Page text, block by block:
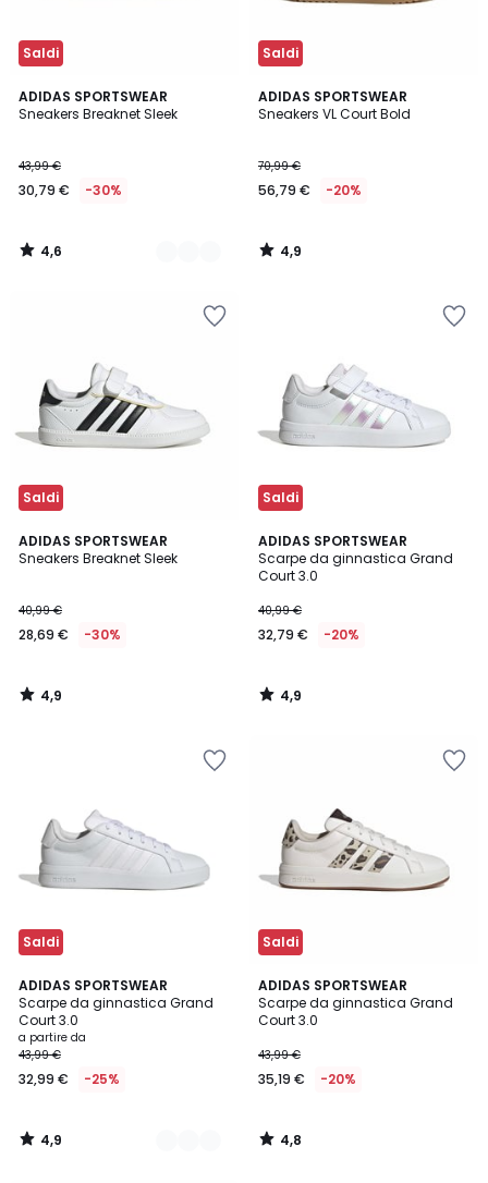
Saldi
ADIDAS SPORTSWEAR
Sneakers Breaknet Sleek
43,99 €
30,79 € -30%
4,6
/ 5
2
Colori
4,6
/
Saldi
ADIDAS SPORTSWEAR
Sneakers VL Court Bold
70,99 €
56,79 € -20%
4,9
/ 5
4,9
/
Saldi
ADIDAS SPORTSWEAR
Sneakers Breaknet Sleek
40,99 €
28,69 € -30%
4,9
/ 5
4,9
/
Saldi
ADIDAS SPORTSWEAR
Scarpe da ginnastica Grand
Court 3.0
40,99 €
32,79 € -20%
4,9
/ 5
4,9
/
Saldi
ADIDAS SPORTSWEAR
Scarpe da ginnastica Grand
Court 3.0
a partire da
43,99 €
32,99 € -25%
4,9
/ 5
4
Colori
4,9
/
Saldi
ADIDAS SPORTSWEAR
Scarpe da ginnastica Grand
Court 3.0
43,99 €
35,19 € -20%
4,8
/ 5
4,8
/